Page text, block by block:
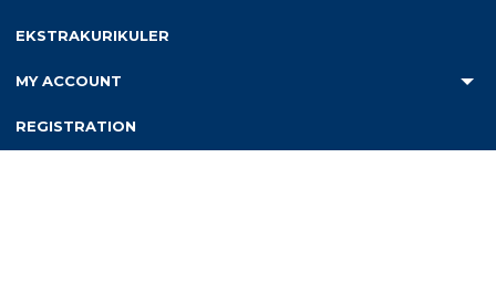
EKSTRAKURIKULER
MY ACCOUNT
REGISTRATION
Akreditasi SD N